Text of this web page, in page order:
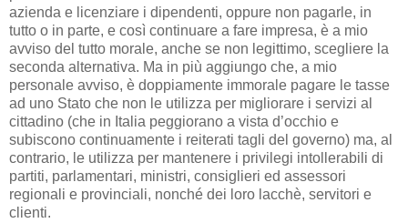
azienda e licenziare i dipendenti, oppure non pagarle, in
tutto o in parte, e così continuare a fare impresa, è a mio
avviso del tutto morale, anche se non legittimo, scegliere la
seconda alternativa. Ma in più aggiungo che, a mio
personale avviso, è doppiamente immorale pagare le tasse
ad uno Stato che non le utilizza per migliorare i servizi al
cittadino (che in Italia peggiorano a vista d’occhio e
subiscono continuamente i reiterati tagli del governo) ma, al
contrario, le utilizza per mantenere i privilegi intollerabili di
partiti, parlamentari, ministri, consiglieri ed assessori
regionali e provinciali, nonché dei loro lacchè, servitori e
clienti.